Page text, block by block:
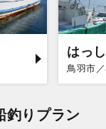
はっ
鳥羽市
釣りプラン